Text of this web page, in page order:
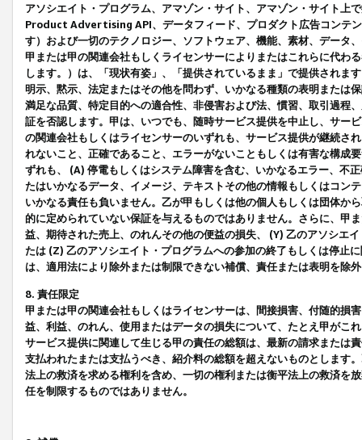
アソシエイト・プログラム、アマゾン・サイト、アマゾン・サイト上
Product Advertising API、データフィード、プロダクト広告コンテ
す）および一切のテクノロジー、ソフトウェア、機能、素材、データ
甲または甲の関連会社もしくライセンサーによりまたはこれらに代わ
します。）は、「現状有姿」、「提供されているまま」で提供されま
明示、黙示、法定またはその他を問わず、いかなる種類の表明または
満足な品質、特定目的への適合性、非侵害および法、慣習、取引過程
証を否認します。甲は、いつでも、随時サービス提供を中止し、サー
の関連会社もしくはライセンサーのいずれも、サービス提供が継続さ
れないこと、正確であること、エラーがないこともしくは有害な構成
ずれも、 (A) 停電もしくはシステム障害を含む、いかなるエラー、不
たはいかなるデータ、イメージ、テキストその他の情報もしくはコン
いかなる責任も負いません。乙が甲もしくは他の個人もしくは団体か
的に定められていない保証を与えるものではありません。さらに、甲
益、期待された売上、のれんその他の便益の損失、 (Y) 乙のアソシエ
たは (Z) 乙のアソシエイト・プログラムへの参加の終了もしくは停止
は、適用法により除外または制限できない補償、責任または表明を除
8. 責任限定
甲または甲の関連会社もしくはライセンサーは、間接損害、付随的損
益、利益、のれん、使用またはデータの損失について、たとえ甲がこ
サービス提供に関連して生じる甲の責任の総額は、最新の請求または
支払われたまたは支払うべき、紹介料の総額を超えないものとします
法上の救済を求める権利を含め、一切の権利または衡平法上の救済を
任を制限するものではありません。